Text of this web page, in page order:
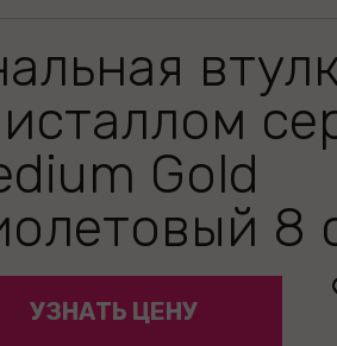
Gold
8
УЗНАТЬ ЦЕНУ